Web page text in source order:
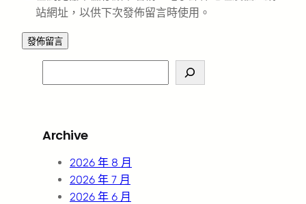
站網址，以供下次發佈留言時使用。
e
c
Archive
2026 年 8 月
2026 年 7 月
2026 年 6 月